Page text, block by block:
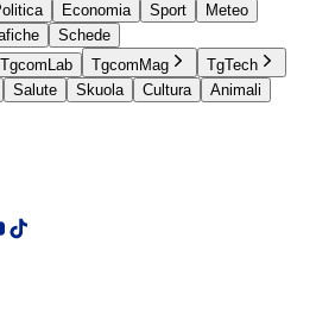
Economia Sport
Meteo
Schede
TgcomLab TgcomMag
TgTech
Salute Skuola Cultura
Animali